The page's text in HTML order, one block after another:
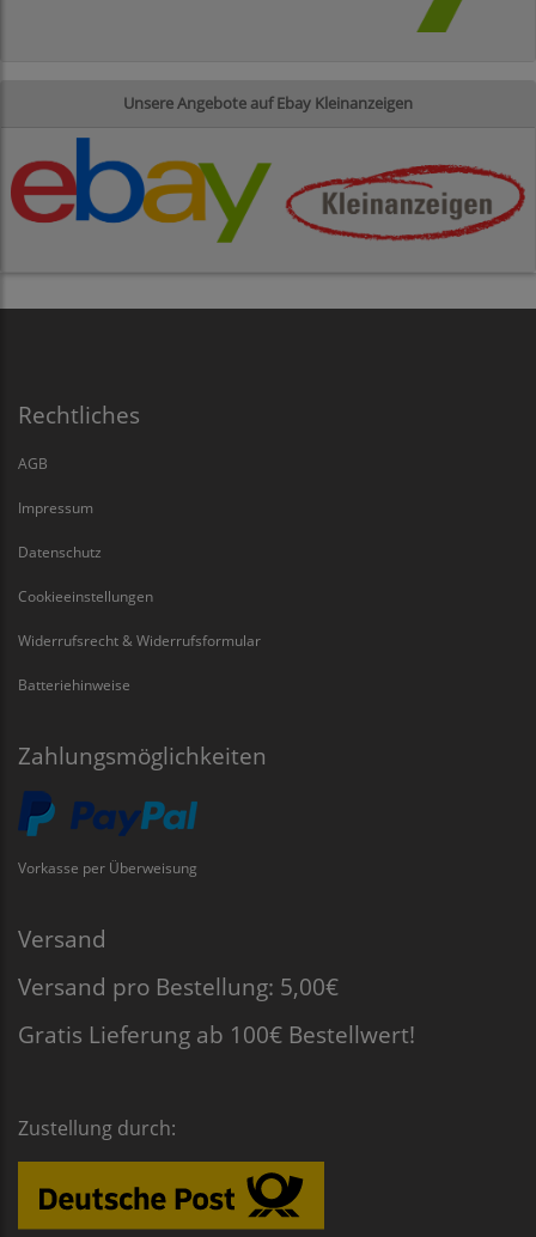
Unsere Angebote auf Ebay Kleinanzeigen
Rechtliches
AGB
Impressum
Datenschutz
Cookieeinstellungen
Widerrufsrecht & Widerrufsformular
Batteriehinweise
Zahlungsmöglichkeiten
Vorkasse per Überweisung
Versand
Versand pro Bestellung: 5,00€
Gratis Lieferung ab 100€ Bestellwert!
Zustellung durch: